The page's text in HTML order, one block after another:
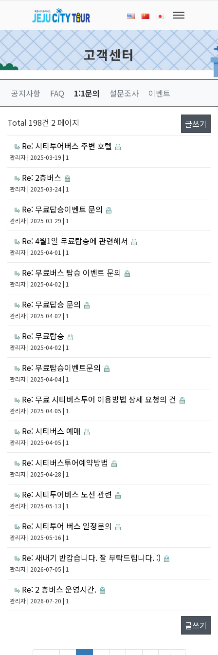
고객센터
공지사항 FAQ 1:1문의 설문조사 이벤트
Total 198건 2 페이지
글쓰기
Re: 시티투어버스 주변 호텔
관리자| 2025-03-19 | 1
Re: 2층버스
관리자| 2025-03-24 | 1
Re: 무료탑승이벤트 문의
관리자| 2025-03-29 | 1
Re: 4월1일 무료탑승에 관련해서
관리자| 2025-04-01 | 1
Re: 무료버스 탑승 이벤트 문의
관리자| 2025-04-02 | 1
Re: 무료탑승 문의
관리자| 2025-04-02 | 1
Re: 무료탑승
관리자| 2025-04-02 | 1
Re: 무료탑승이벤트문의
관리자| 2025-04-04 | 1
Re: 무료 시티버스투어 이용방법 상세 요청의 건
관리자| 2025-04-05 | 1
Re: 시티버스 예매
관리자| 2025-04-05 | 1
Re: 시티버스투어예약방법
관리자| 2025-04-28 | 1
Re: 시티투어버스 노선 관련
관리자| 2025-05-13 | 1
Re: 시티투어 버스 일정문의
관리자| 2025-05-16 | 1
Re: 새내기 반갑습니다. 잘 부탁드립니다. :)
관리자| 2026-07-05 | 1
Re: 2 층버스 운영시간.
관리자| 2026-07-20 | 1
글쓰기